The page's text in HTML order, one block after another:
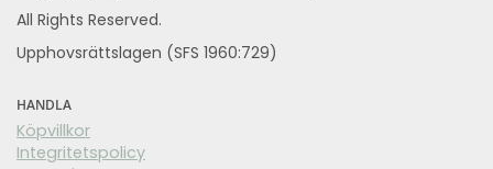
All Rights Reserved.
Upphovsrättslagen (SFS 1960:729)
HANDLA
Köpvillkor
Integritetspolicy